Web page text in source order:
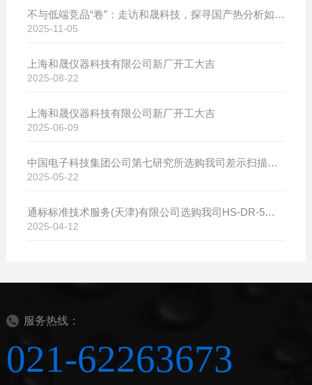
不与低端竞品“卷”：走访和晟科技，探寻国产热分析如何行稳致远
2025-11-05
上海和晟仪器科技有限公司新厂开工大吉
2025-08-22
上海和晟仪器科技有限公司新厂开工大吉
2025-06-09
中国电子科技集团公司第七研究所选购我司差示扫描量热仪
2025-05-22
通标标准技术服务(天津)有限公司选购我司HS-DR-5导热系数测试仪
2025-04-12
服务热线：
021-62263673